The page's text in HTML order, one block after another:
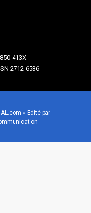
413X
2712-6536
» Edité par